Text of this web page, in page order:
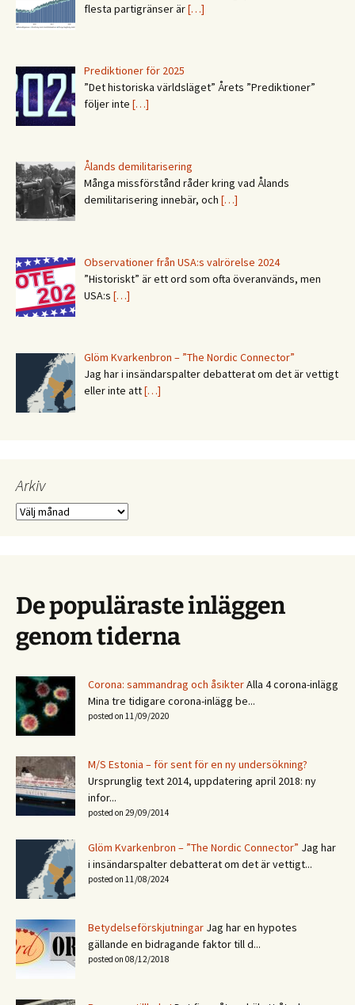
flesta partigränser är[…]
Prediktioner för 2025
”Det historiska världsläget” Årets ”Prediktioner”
följer inte […]
Ålands demilitarisering
Många missförstånd råder kring vad Ålands
demilitarisering innebär, och […]
Observationer från USA:s valrörelse 2024
”Historiskt” är ett ord som ofta överanvänds, men
USA:s […]
Glöm Kvarkenbron – ”The Nordic Connector”
Jag har i insändarspalter debatterat om det är vettigt
eller inte att[…]
Arkiv
Arkiv
De populäraste inläggen
genom tiderna
Corona: sammandrag och åsikterAlla 4 corona-inlägg
Mina tre tidigare corona-inlägg be...
posted on 11/09/2020
M/S Estonia – för sent för en ny undersökning?
Ursprunglig text 2014, uppdatering april 2018: ny
infor...
posted on 29/09/2014
Glöm Kvarkenbron – ”The Nordic Connector” Jag har
i insändarspalter debatterat om det är vettigt...
posted on 11/08/2024
Betydelseförskjutningar Jag har en hypotes
gällande en bidragande faktor till d...
posted on 08/12/2018